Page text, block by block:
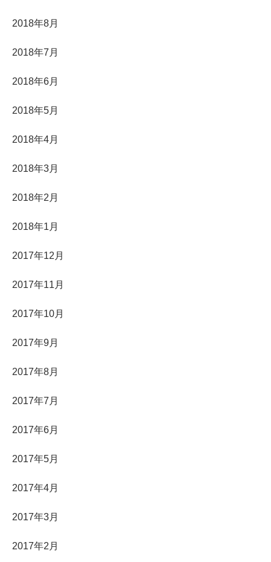
2018年8月
2018年7月
2018年6月
2018年5月
2018年4月
2018年3月
2018年2月
2018年1月
2017年12月
2017年11月
2017年10月
2017年9月
2017年8月
2017年7月
2017年6月
2017年5月
2017年4月
2017年3月
2017年2月